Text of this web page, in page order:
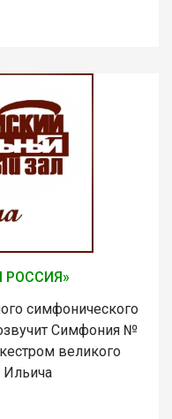
РОССИЯ»
симфонического
Симфония №
великого
Ильича